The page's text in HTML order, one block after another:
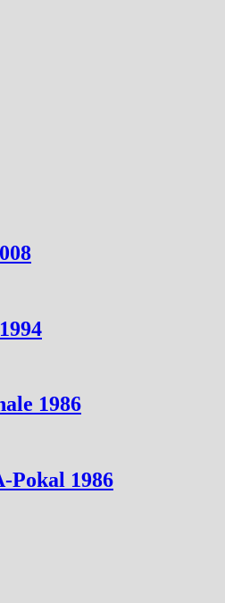
1986
Pokal 1986